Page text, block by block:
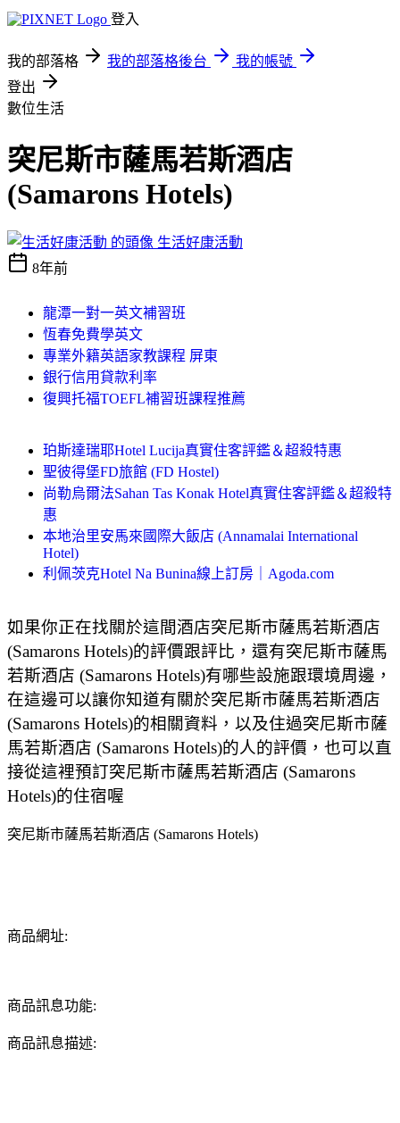
登入
我的部落格 我的部落格後台
我的帳號
登出
數位生活
突尼斯市薩馬若斯酒店
(Samarons Hotels)
生活好康活動
8年前
龍潭一對一英文補習班
恆春免費學英文
專業外籍英語家教課程 屏東
銀行信用貸款利率
復興托福TOEFL補習班課程推薦
珀斯達瑞耶Hotel Lucija真實住客評鑑＆超殺特惠
聖彼得堡FD旅館 (FD Hostel)
尚勒烏爾法Sahan Tas Konak Hotel真實住客評鑑＆超殺特
惠
本地治里安馬來國際大飯店 (Annamalai International
Hotel)
利佩茨克Hotel Na Bunina線上訂房｜Agoda.com
如果你正在找關於這間酒店突尼斯市薩馬若斯酒店
(Samarons Hotels)的評價跟評比，還有突尼斯市薩馬
若斯酒店 (Samarons Hotels)有哪些設施跟環境周邊，
在這邊可以讓你知道有關於突尼斯市薩馬若斯酒店
(Samarons Hotels)的相關資料，以及住過突尼斯市薩
馬若斯酒店 (Samarons Hotels)的人的評價，也可以直
接從這裡預訂突尼斯市薩馬若斯酒店 (Samarons
Hotels)的住宿喔
突尼斯市薩馬若斯酒店 (Samarons Hotels)
商品網址:
商品訊息功能:
商品訊息描述: